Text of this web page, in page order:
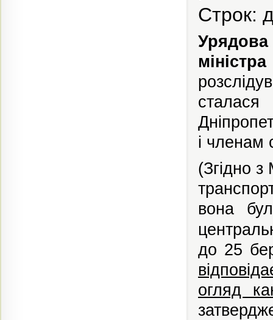
Строк:
Урядова
і членам
(Згідно
вона
до 25
огляд